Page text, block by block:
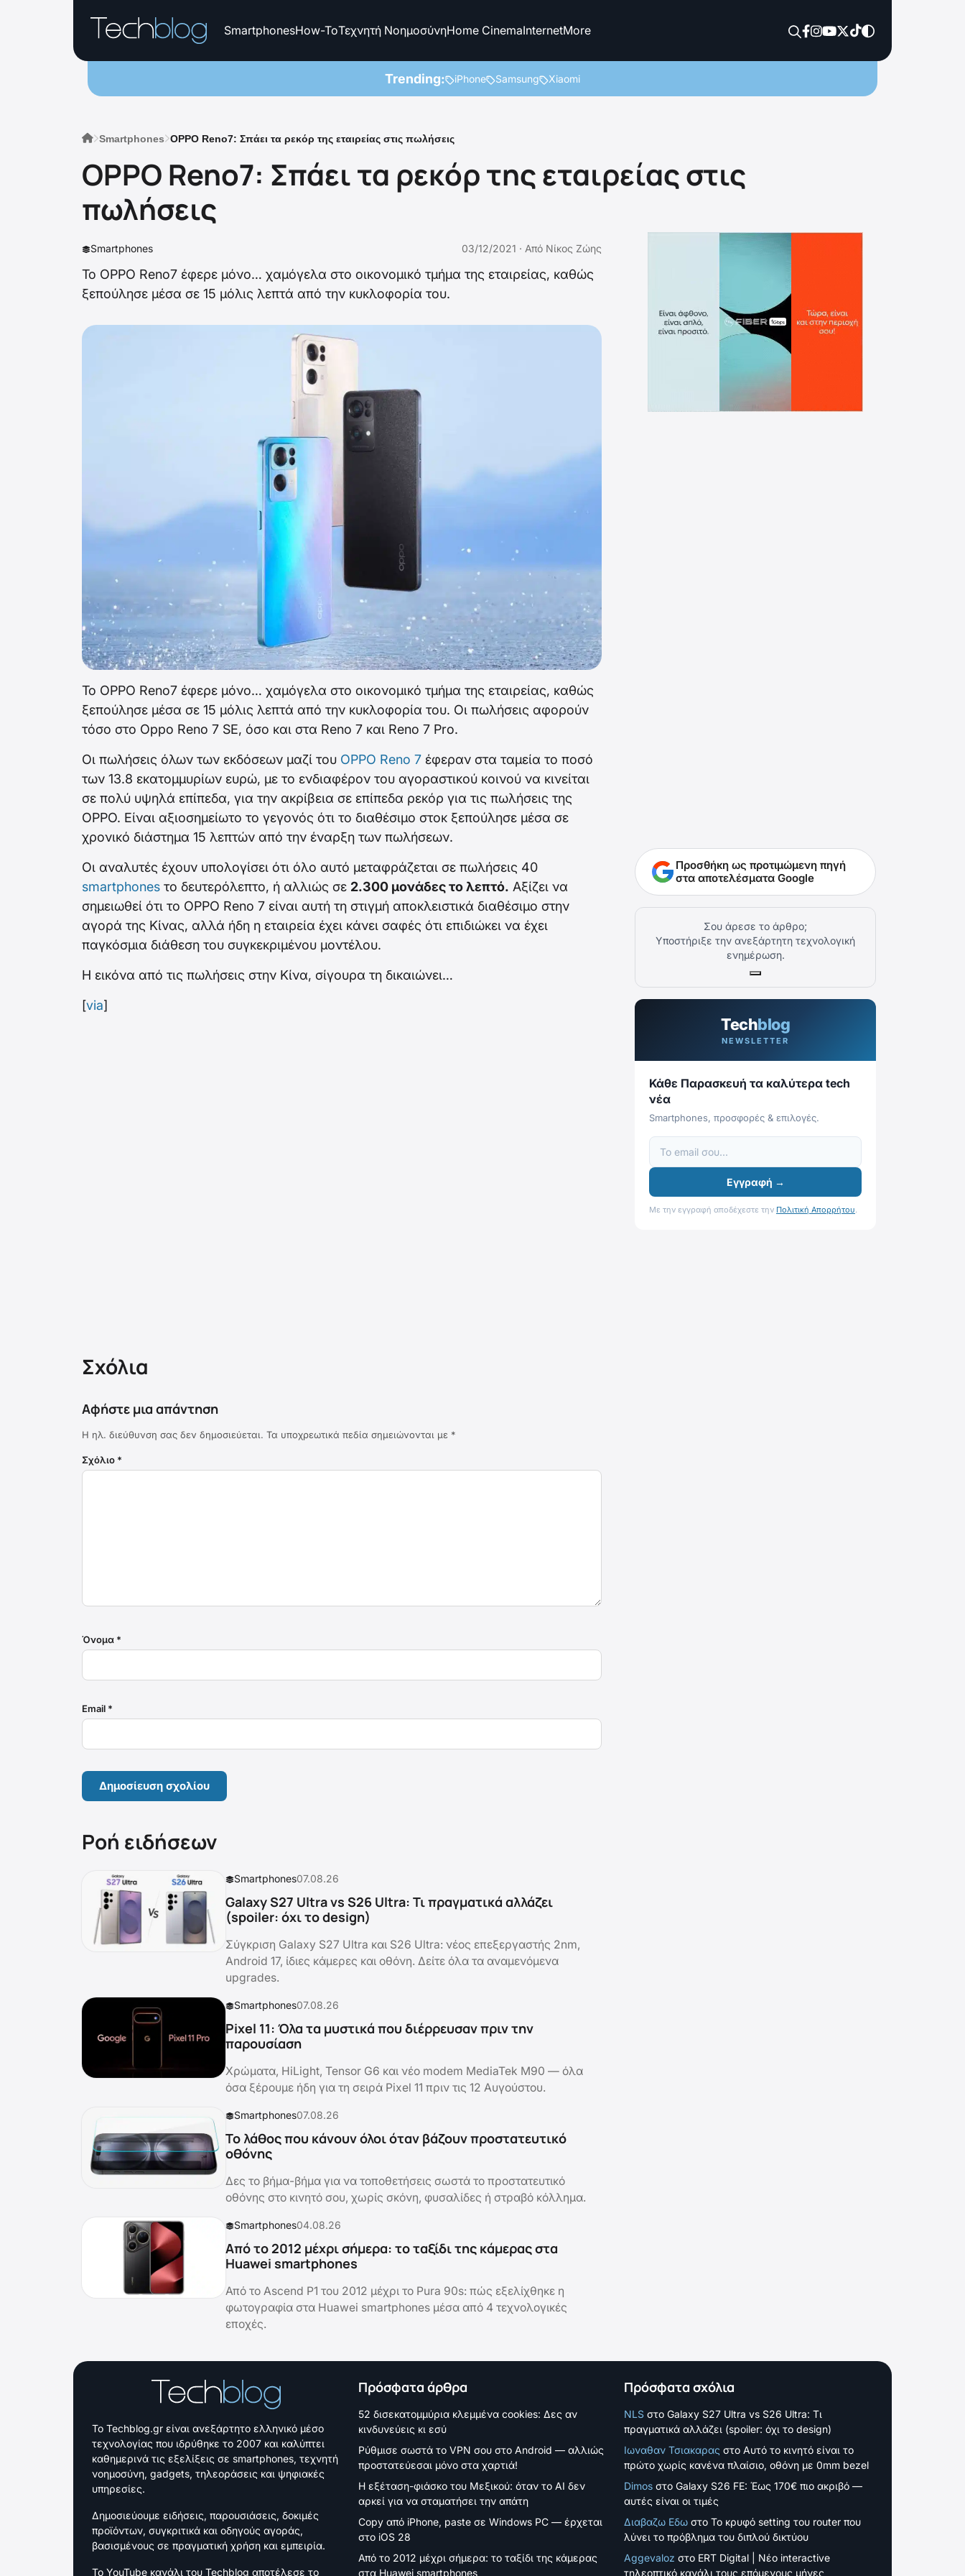
SmartphonesHow-ToΤεχνητή ΝοημοσύνηHome CinemaInternetMore
Trending: iPhone Samsung Xiaomi
Smartphones OPPO Reno7: Σπάει τα ρεκόρ της εταιρείας στις πωλήσεις
OPPO Reno7: Σπάει τα ρεκόρ της εταιρείας στις
πωλήσεις
Smartphones 03/12/2021 · Από Νίκος Ζώης
Το OPPO Reno7 έφερε μόνο… χαμόγελα στο οικονομικό τμήμα της εταιρείας, καθώς
ξεπούλησε μέσα σε 15 μόλις λεπτά από την κυκλοφορία του.
Το OPPO Reno7 έφερε μόνο… χαμόγελα στο οικονομικό τμήμα της εταιρείας, καθώς
ξεπούλησε μέσα σε 15 μόλις λεπτά από την κυκλοφορία του. Οι πωλήσεις αφορούν
τόσο στο Oppo Reno 7 SE, όσο και στα Reno 7 και Reno 7 Pro.
Οι πωλήσεις όλων των εκδόσεων μαζί του OPPO Reno 7 έφεραν στα ταμεία το ποσό
των 13.8 εκατομμυρίων ευρώ, με το ενδιαφέρον του αγοραστικού κοινού να κινείται
σε πολύ υψηλά επίπεδα, για την ακρίβεια σε επίπεδα ρεκόρ για τις πωλήσεις της
OPPO. Είναι αξιοσημείωτο το γεγονός ότι το διαθέσιμο στοκ ξεπούλησε μέσα σε
χρονικό διάστημα 15 λεπτών από την έναρξη των πωλήσεων.
Οι αναλυτές έχουν υπολογίσει ότι όλο αυτό μεταφράζεται σε πωλήσεις 40
smartphones το δευτερόλεπτο, ή αλλιώς σε 2.300 μονάδες το λεπτό. Αξίζει να
σημειωθεί ότι το OPPO Reno 7 είναι αυτή τη στιγμή αποκλειστικά διαθέσιμο στην
αγορά της Κίνας, αλλά ήδη η εταιρεία έχει κάνει σαφές ότι επιδιώκει να έχει
παγκόσμια διάθεση του συγκεκριμένου μοντέλου.
Η εικόνα από τις πωλήσεις στην Κίνα, σίγουρα τη δικαιώνει…
[via]
Σχόλια
Αφήστε μια απάντηση
Η ηλ. διεύθυνση σας δεν δημοσιεύεται. Τα υποχρεωτικά πεδία σημειώνονται με *
Σχόλιο *
Όνομα *
Email *
Ροή ειδήσεων
Smartphones07.08.26
Galaxy S27 Ultra vs S26 Ultra: Τι πραγματικά αλλάζει
(spoiler: όχι το design)
Σύγκριση Galaxy S27 Ultra και S26 Ultra: νέος επεξεργαστής 2nm,
Android 17, ίδιες κάμερες και οθόνη. Δείτε όλα τα αναμενόμενα
upgrades.
Smartphones07.08.26
Pixel 11: Όλα τα μυστικά που διέρρευσαν πριν την
παρουσίαση
Χρώματα, HiLight, Tensor G6 και νέο modem MediaTek M90 — όλα
όσα ξέρουμε ήδη για τη σειρά Pixel 11 πριν τις 12 Αυγούστου.
Smartphones07.08.26
Το λάθος που κάνουν όλοι όταν βάζουν προστατευτικό
οθόνης
Δες το βήμα-βήμα για να τοποθετήσεις σωστά το προστατευτικό
οθόνης στο κινητό σου, χωρίς σκόνη, φυσαλίδες ή στραβό κόλλημα.
Smartphones04.08.26
Από το 2012 μέχρι σήμερα: το ταξίδι της κάμερας στα
Huawei smartphones
Από το Ascend P1 του 2012 μέχρι το Pura 90s: πώς εξελίχθηκε η
φωτογραφία στα Huawei smartphones μέσα από 4 τεχνολογικές
εποχές.
Προσθήκη ως προτιμώμενη πηγή
στα αποτελέσματα Google
Σου άρεσε το άρθρο;
Υποστήριξε την ανεξάρτητη τεχνολογική
ενημέρωση.
Techblog
NEWSLETTER
Κάθε Παρασκευή τα καλύτερα tech
νέα
Smartphones, προσφορές & επιλογές.
Εγγραφή →
Με την εγγραφή αποδέχεστε την Πολιτική Απορρήτου.
Το Techblog.gr είναι ανεξάρτητο ελληνικό μέσο
τεχνολογίας που ιδρύθηκε το 2007 και καλύπτει
καθημερινά τις εξελίξεις σε smartphones, τεχνητή
νοημοσύνη, gadgets, τηλεοράσεις και ψηφιακές
υπηρεσίες.
Δημοσιεύουμε ειδήσεις, παρουσιάσεις, δοκιμές
προϊόντων, συγκριτικά και οδηγούς αγοράς,
βασισμένους σε πραγματική χρήση και εμπειρία.
Το YouTube κανάλι του Techblog αποτέλεσε το
Πρόσφατα άρθρα
52 δισεκατομμύρια κλεμμένα cookies: Δες αν
κινδυνεύεις κι εσύ
Ρύθμισε σωστά το VPN σου στο Android — αλλιώς
προστατεύεσαι μόνο στα χαρτιά!
Η εξέταση-φιάσκο του Μεξικού: όταν το AI δεν
αρκεί για να σταματήσει την απάτη
Copy από iPhone, paste σε Windows PC — έρχεται
στο iOS 28
Από το 2012 μέχρι σήμερα: το ταξίδι της κάμερας
στα Huawei smartphones
Πρόσφατα σχόλια
NLSστοGalaxy S27 Ultra vs S26 Ultra: Τι
πραγματικά αλλάζει (spoiler: όχι το design)
Ιωναθαν ΤσιακαραςστοΑυτό το κινητό είναι το
πρώτο χωρίς κανένα πλαίσιο, οθόνη με 0mm bezel
DimosστοGalaxy S26 FE: Έως 170€ πιο ακριβό —
αυτές είναι οι τιμές
Διαβαζω ΕδωστοΤο κρυφό setting του router που
λύνει το πρόβλημα του διπλού δικτύου
Aggevalozστο ERT Digital | Νέο interactive
τηλεοπτικό κανάλι τους επόμενους μήνες